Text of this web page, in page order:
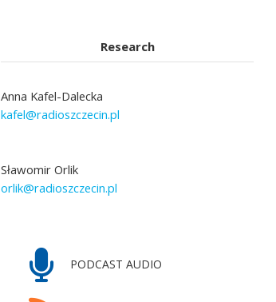
Research
Anna Kafel-Dalecka
kafel@radioszczecin.pl
Sławomir Orlik
orlik@radioszczecin.pl
PODCAST AUDIO